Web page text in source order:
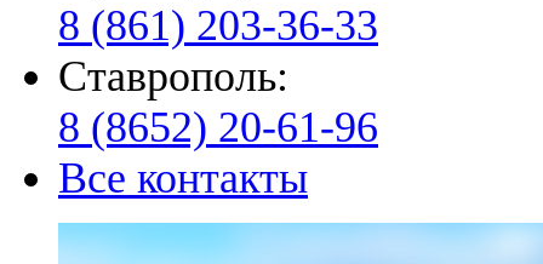
8 (861) 203-36-33
Ставрополь:
8 (8652) 20-61-96
Все контакты